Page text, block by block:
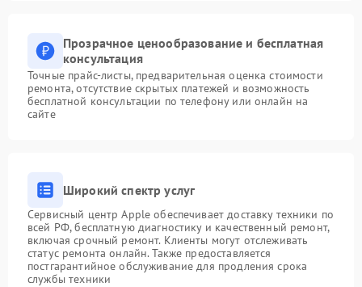
Прозрачное ценообразование и бесплатная
консультация
Точные прайс-листы, предварительная оценка стоимости
ремонта, отсутствие скрытых платежей и возможность
бесплатной консультации по телефону или онлайн на
сайте
Широкий спектр услуг
Сервисный центр Apple обеспечивает доставку техники по
всей РФ, бесплатную диагностику и качественный ремонт,
включая срочный ремонт. Клиенты могут отслеживать
статус ремонта онлайн. Также предоставляется
постгарантийное обслуживание для продления срока
службы техники